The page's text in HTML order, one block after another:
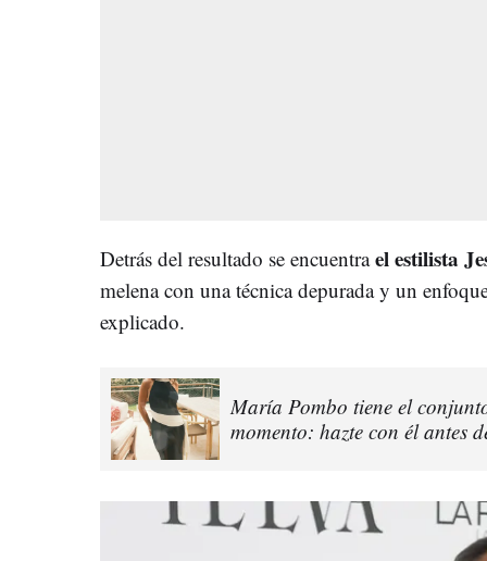
Detrás del resultado se encuentrael estilista
melena con una técnica depurada y un
explicado.
María Pombo tiene el
momento: hazte con él antes